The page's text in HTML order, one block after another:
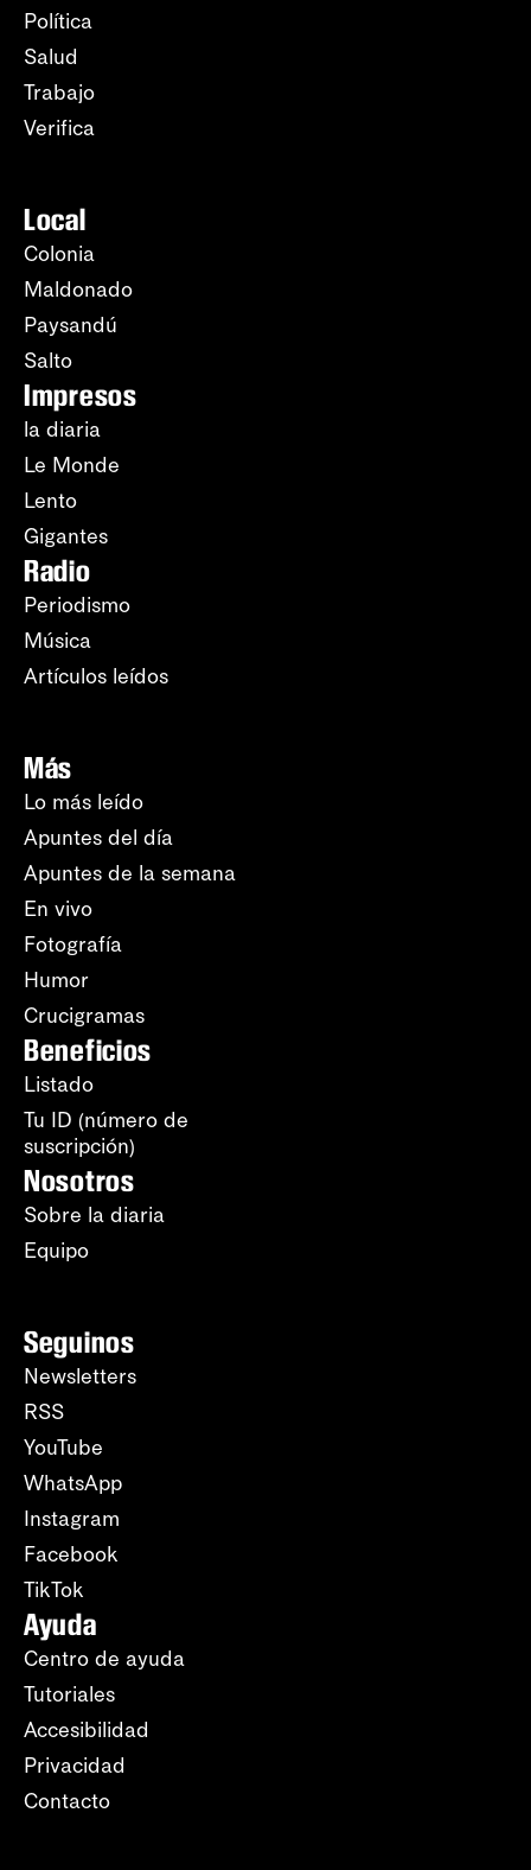
Política
Salud
Trabajo
Verifica
Local
Colonia
Maldonado
Paysandú
Salto
Impresos
la diaria
Le Monde
Lento
Gigantes
Radio
Periodismo
Música
Artículos leídos
Más
Lo más leído
Apuntes del día
Apuntes de la semana
En vivo
Fotografía
Humor
Crucigramas
Beneficios
Listado
Tu ID (número de
suscripción)
Nosotros
Sobre la diaria
Equipo
Seguinos
Newsletters
RSS
YouTube
WhatsApp
Instagram
Facebook
TikTok
Ayuda
Centro de ayuda
Tutoriales
Accesibilidad
Privacidad
Contacto